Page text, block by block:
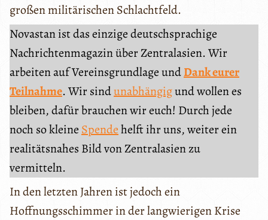
großen militärischen Schlachtfeld.
Novastan ist das einzige deutschsprachige
Nachrichtenmagazin über Zentralasien. Wir
arbeiten auf Vereinsgrundlage undDank eurer
Teilnahme. Wir sindunabhängigund wollen es
bleiben, dafür brauchen wir euch! Durch jede
noch so kleine Spendehelft ihr uns, weiter ein
realitätsnahes Bild von Zentralasien zu
vermitteln.
In den letzten Jahren ist jedoch ein
Hoffnungsschimmer in der langwierigen Krise